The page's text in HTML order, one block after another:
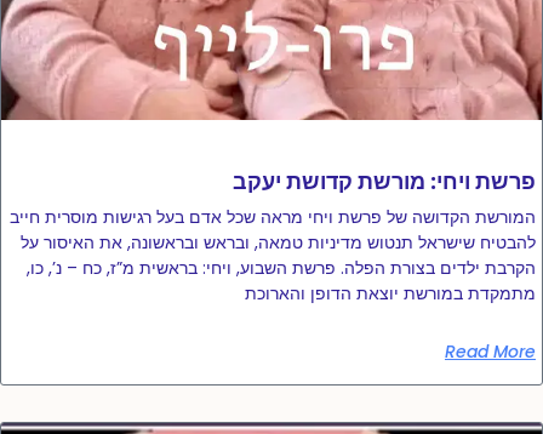
פרשת ויחי: מורשת קדושת יעקב
המורשת הקדושה של פרשת ויחי מראה שכל אדם בעל רגישות מוסרית חייב
להבטיח שישראל תנטוש מדיניות טמאה, ובראש ובראשונה, את האיסור על
הקרבת ילדים בצורת הפלה. פרשת השבוע, ויחי: בראשית מ”ז, כח – נ’, כו,
מתמקדת במורשת יוצאת הדופן והארוכת
Read More